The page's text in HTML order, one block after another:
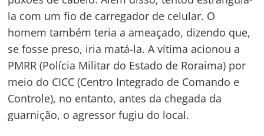
la com um fio de carregador de celular. O
homem também teria a ameaçado, dizendo que,
se fosse preso, iria matá-la. A vítima acionou a
PMRR (Polícia Militar do Estado de Roraima) por
meio do CICC (Centro Integrado de Comando e
Controle), no entanto, antes da chegada da
guarnição, o agressor fugiu do local.
de
Post